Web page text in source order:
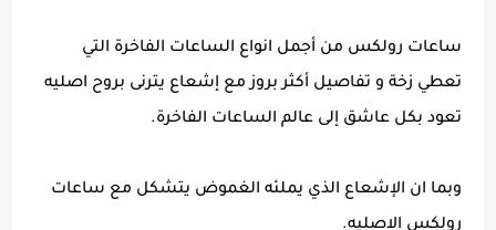
ساعات رولكس من أجمل انواع الساعات الفاخرة التي
تعطي زخة و تفاصيل أكثر بروز مع إشعاع يترنى بروح اصليه
تعود بكل عاشق إلى عالم الساعات الفاخرة.
وبما ان الإشعاع الذي يملئه الغموض يتشكل مع ساعات
رولكس الاصليه.